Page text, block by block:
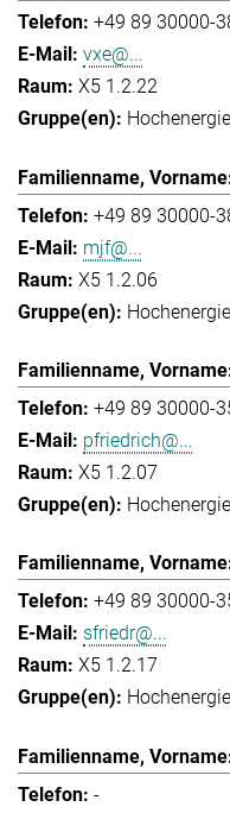
+49 89 30000-
vxe@...
X5 1.2.22
+49 89 30000-
mjf@...
X5 1.2.06
+49 89 30000-
pfriedrich@...
X5 1.2.07
+49 89 30000-
sfriedr@...
X5 1.2.17
-